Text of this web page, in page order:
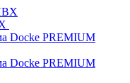
Docke PREMIUM
Docke PREMIUM